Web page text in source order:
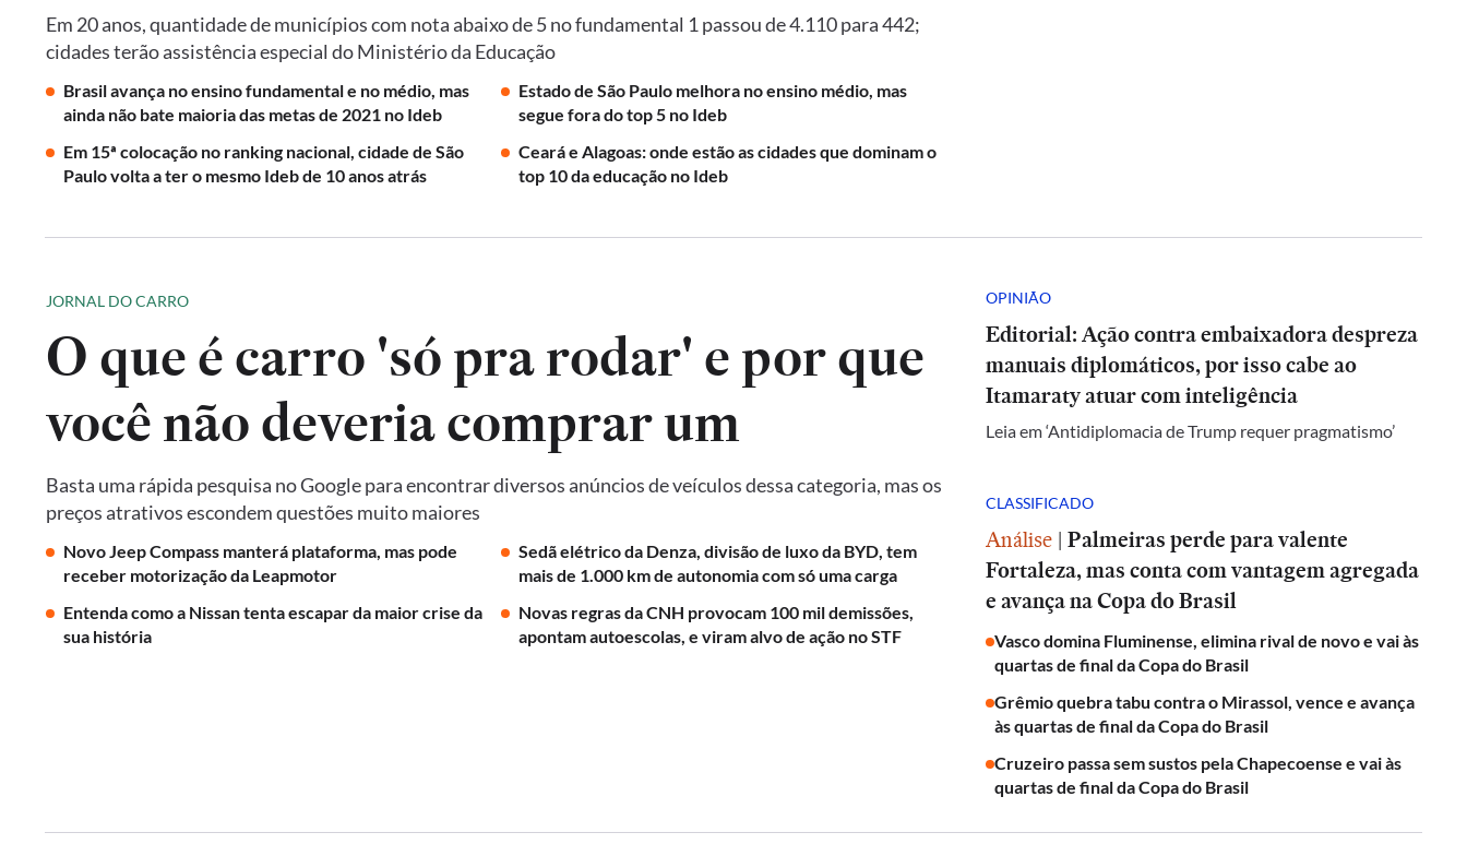
Em 20 anos, quantidade de municípios com nota abaixo de 5 no fundamental 1 passou de 4.110 para 442;
cidades terão assistência especial do Ministério da Educação
Brasil avança no ensino fundamental e no médio, mas
ainda não bate maioria das metas de 2021 no Ideb
Estado de São Paulo melhora no ensino médio, mas
segue fora do top 5 no Ideb
Em 15ª colocação no ranking nacional, cidade de São
Paulo volta a ter o mesmo Ideb de 10 anos atrás
Ceará e Alagoas: onde estão as cidades que dominam o
top 10 da educação no Ideb
JORNAL DO CARRO
O que é carro 'só pra rodar' e por que
você não deveria comprar um
Basta uma rápida pesquisa no Google para encontrar diversos anúncios de veículos dessa categoria, mas os
preços atrativos escondem questões muito maiores
Novo Jeep Compass manterá plataforma, mas pode
receber motorização da Leapmotor
Sedã elétrico da Denza, divisão de luxo da BYD, tem
mais de 1.000 km de autonomia com só uma carga
Entenda como a Nissan tenta escapar da maior crise da
sua história
Novas regras da CNH provocam 100 mil demissões,
apontam autoescolas, e viram alvo de ação no STF
OPINIÃO
Editorial: Ação contra embaixadora despreza
manuais diplomáticos, por isso cabe ao
Itamaraty atuar com inteligência
Leia em ‘Antidiplomacia de Trump requer pragmatismo’
CLASSIFICADO
Análise | Palmeiras perde para valente
Fortaleza, mas conta com vantagem agregada
e avança na Copa do Brasil
Vasco domina Fluminense, elimina rival de novo e vai às
quartas de final da Copa do Brasil
Grêmio quebra tabu contra o Mirassol, vence e avança
às quartas de final da Copa do Brasil
Cruzeiro passa sem sustos pela Chapecoense e vai às
quartas de final da Copa do Brasil